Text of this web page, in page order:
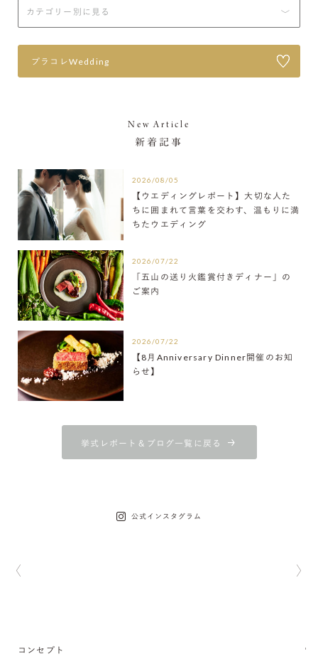
プラコレWedding
New Article
新着記事
2026/08/05
【ウエディングレポート】大切な人た
ちに囲まれて言葉を交わす、温もりに満
ちたウエディング
2026/07/22
「五山の送り火鑑賞付きディナー」の
ご案内
2026/07/22
【8月Anniversary Dinner開催のお知
らせ】
挙式レポート＆ブログ一覧に戻る
公式インスタグラム
コンセプト